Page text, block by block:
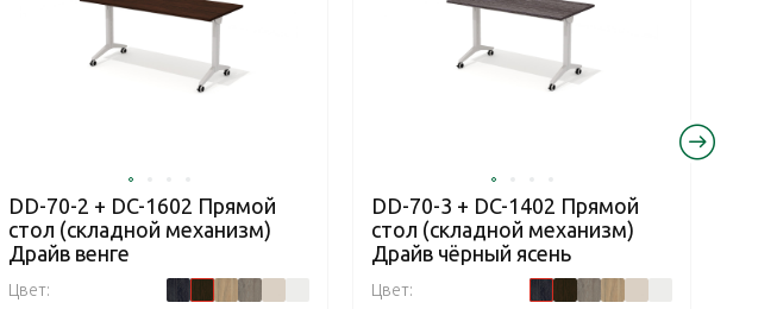
DD-70-2 + DC-1602 Прямой
стол (складной механизм)
Драйв венге
Цвет:
DD-70-3 + DC-1402 Прямой
стол (складной механизм)
Драйв чёрный ясень
Цвет: